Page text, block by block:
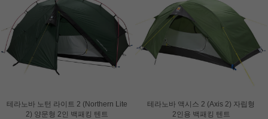
테라노바 노턴 라이트 2 (Northern Lite
2) 양문형 2인 백패킹 텐트
테라노바 액시스 2 (Axis 2) 자립형
2인용 백패킹 텐트